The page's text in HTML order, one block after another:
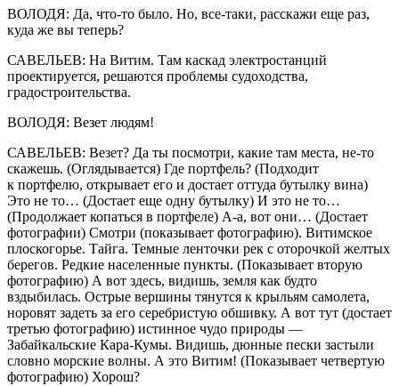
ВОЛОДЯ: Да, что-то было. Но, все-таки, расскажи еще раз,
куда же вы теперь?
САВЕЛЬЕВ: На Витим. Там каскад электростанций
проектируется, решаются проблемы судоходства,
градостроительства.
ВОЛОДЯ: Везет людям!
САВЕЛЬЕВ: Везет? Да ты посмотри, какие там места, не-то
скажешь. (Оглядывается) Где портфель? (Подходит
к портфелю, открывает его и достает оттуда бутылку вина)
Это не то… (Достает еще одну бутылку) И это не то…
(Продолжает копаться в портфеле) А-а, вот они… (Достает
фотографии) Смотри (показывает фотографию). Витимское
плоскогорье. Тайга. Темные ленточки рек с оторочкой желтых
берегов. Редкие населенные пункты. (Показывает вторую
фотографию) А вот здесь, видишь, земля как будто
вздыбилась. Острые вершины тянутся к крыльям самолета,
норовят задеть за его серебристую обшивку. А вот тут (достает
третью фотографию) истинное чудо природы —
Забайкальские Кара-Кумы. Видишь, дюнные пески застыли
словно морские волны. А это Витим! (Показывает четвертую
фотографию) Хорош?